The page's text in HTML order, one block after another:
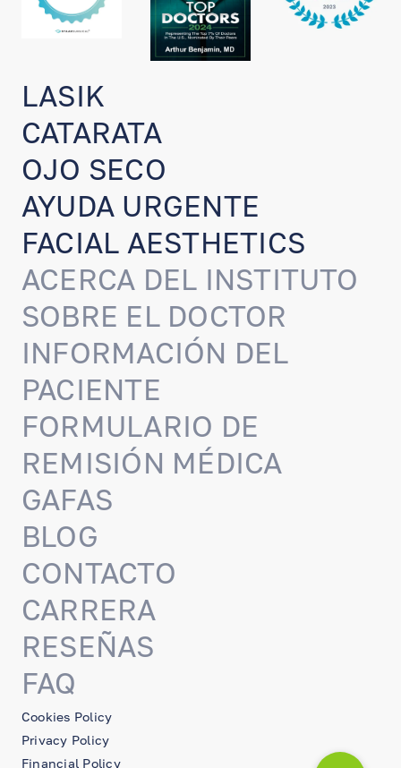
Cookies Policy
Privacy Policy
Financial Policy
ACERCA DEL INSTITUTO
SOBRE EL DOCTOR
INFORMACIÓN DEL
PACIENTE
FORMULARIO DE
REMISIÓN MÉDICA
GAFAS
BLOG
CONTACTO
CARRERA
RESEÑAS
FAQ
LASIK
CATARATA
OJO SECO
AYUDA URGENTE
FACIAL AESTHETICS